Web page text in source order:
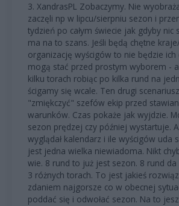
3. XandrasPL Zobaczymy. Nie
zaczęli np w lipcu/sierpniu sezon i
tydzień po całym świecie jak gdyby nic
ma na to szans. Jeśli będą chętne
organizację wyścigów to nie będzie ich
mogą stać przed prostym wyborem -
kilku torach robiąc po kilka rund na
ścigamy się wcale. Ten drugi
"zmiękczyć" szefów ekip przed
warunków. Czas pokaże jak wyjdzie.
sezon prędzej czy później wystartuje.
wyglądał kalendarz i ile wyścigów uda
jest jedna wielka niewiadoma. Nikt
wie. 8 rund to już jest sezon. 8 rund
3 różnych torach. To jest jakieś
zdaniem najgorsze co w obecnej
poddać się i odwołać sezon. Na to